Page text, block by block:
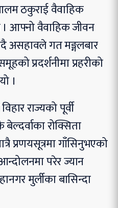
ठकुराई वैवाहिक
। आफ्नो वैवाहिक जीवन
असहावले गत मङ्गलबार
प्रदर्शनीमा प्रहरीको
।
राज्यको पूर्वी
रोक्सिता
प्रणयसूत्रमा गाँसिनुभएको
परेर ज्यान
मुर्लीका बासिन्दा